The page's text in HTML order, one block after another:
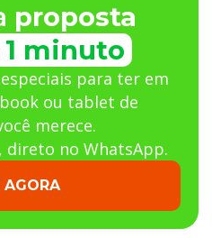
proposta
minuto
para ter em
ou tablet de
merece.
no WhatsApp.
AGORA